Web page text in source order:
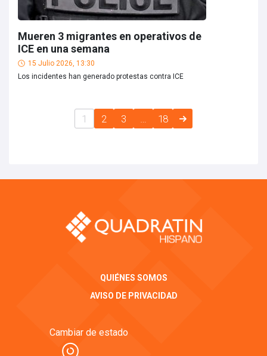
Mueren 3 migrantes en operativos de
ICE en una semana
15 Julio 2026, 13:30
Los incidentes han generado protestas contra ICE
1 2 3 18
QUIÉNES SOMOS
AVISO DE PRIVACIDAD
Cambiar de estado